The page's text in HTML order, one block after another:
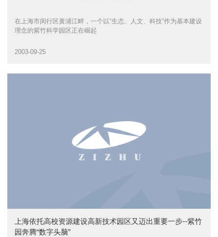
在上海市闵行区黄浦江畔，一个以“生态、人文、科技”作为基本建设
理念的紫竹科学园区正在崛起
2003-09-25
上海依托高校资源建设高新技术园区又迈出重要一步--紫竹
园奔腾“数字头脑”